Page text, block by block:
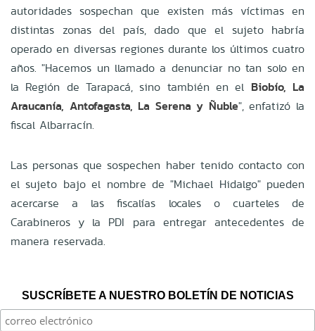
autoridades sospechan que existen más víctimas en
distintas zonas del país, dado que el sujeto habría
operado en diversas regiones durante los últimos cuatro
años. "Hacemos un llamado a denunciar no tan solo en
la Región de Tarapacá, sino también en el Biobío, La
Araucanía, Antofagasta, La Serena y Ñuble", enfatizó la
fiscal Albarracín.
Las personas que sospechen haber tenido contacto con
el sujeto bajo el nombre de "Michael Hidalgo" pueden
acercarse a las fiscalías locales o cuarteles de
Carabineros y la PDI para entregar antecedentes de
manera reservada.
SUSCRÍBETE A NUESTRO BOLETÍN DE NOTICIAS